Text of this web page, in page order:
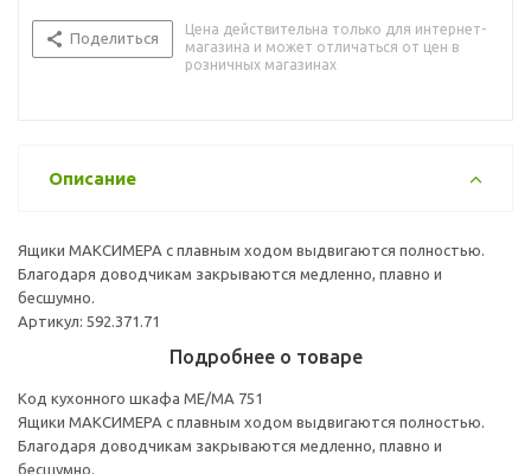
Поделиться
Цена действительна только для интернет-
магазина и может отличаться от цен в
розничных магазинах
Описание
Ящики МАКСИМЕРА с плавным ходом выдвигаются полностью.
Благодаря доводчикам закрываются медленно, плавно и
бесшумно.
Артикул: 592.371.71
Подробнее о товаре
Код кухонного шкафа ME/MA 751
Ящики МАКСИМЕРА с плавным ходом выдвигаются полностью.
Благодаря доводчикам закрываются медленно, плавно и
бесшумно.